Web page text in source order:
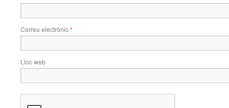
Correu electrònic*
Lloc web